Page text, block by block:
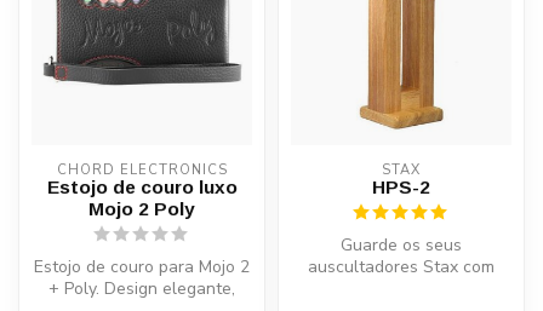
CHORD ELECTRONICS
Estojo de couro luxo
Mojo 2 Poly
Estojo de couro para Mojo 2
+ Poly. Design elegante,
STAX
HPS-2
Guarde os seus
auscultadores Stax com